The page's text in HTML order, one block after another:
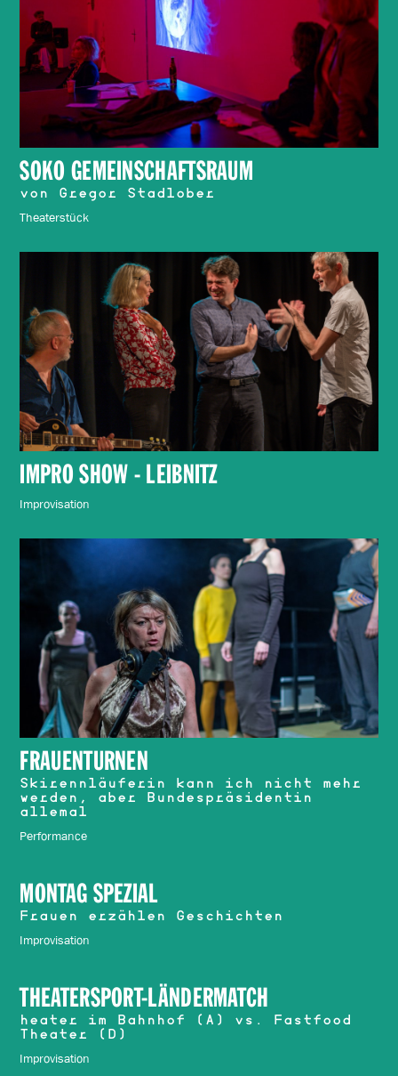
SOKO GEMEINSCHAFTSRAUM
von Gregor Stadlober
Theaterstück
IMPRO SHOW - LEIBNITZ
Improvisation
FRAUENTURNEN
Skirennläuferin kann ich nicht mehr
werden, aber Bundespräsidentin
allemal
Performance
MONTAG SPEZIAL
Frauen erzählen Geschichten
Improvisation
THEATERSPORT-LÄNDERMATCH
heater im Bahnhof (A) vs. Fastfood
Theater (D)
Improvisation